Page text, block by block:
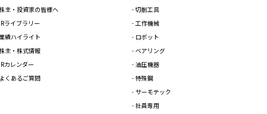
主・投資家の皆様へ
ライブラリー
績ハイライト
主・株式情報
カレンダー
くあるご質問
切削工具
工作機械
ロボット
ベアリング
油圧機器
特殊鋼
サーモテック
社員専用